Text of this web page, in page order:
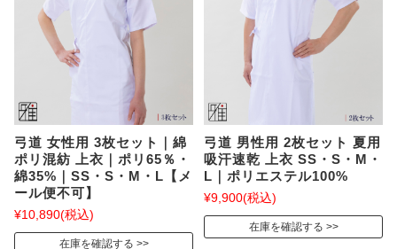
弓道 女性用 3枚セット｜綿
ポリ混紡 上衣｜ポリ65％・
綿35%｜SS・S・M・L【メ
ール便不可】
¥10,890(税込)
在庫を確認する
弓道 男性用 2枚セット 夏用
吸汗速乾 上衣 SS・S・M・
L｜ポリエステル100%
¥9,900(税込)
在庫を確認する